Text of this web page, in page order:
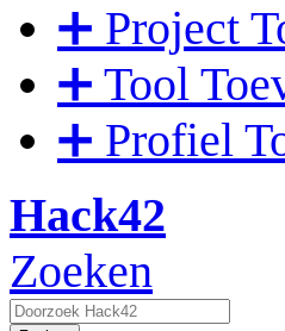
➕ Project
➕ Tool
➕ Profiel
Hack42
Zoeken